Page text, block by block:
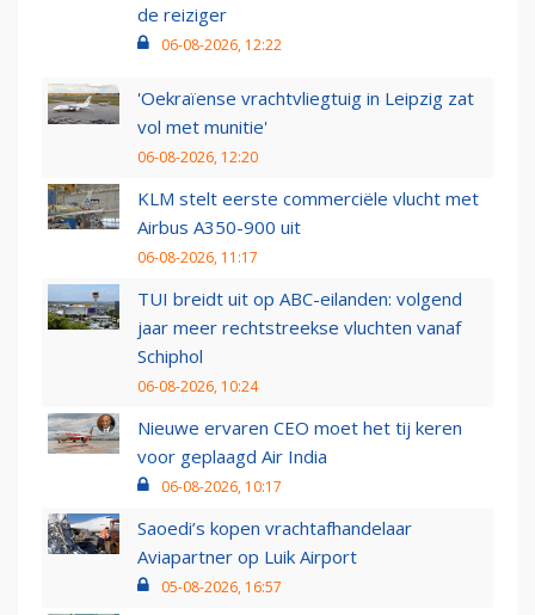
de reiziger
06-08-2026, 12:22
'Oekraïense vrachtvliegtuig in Leipzig zat
vol met munitie'
06-08-2026, 12:20
KLM stelt eerste commerciële vlucht met
Airbus A350-900 uit
06-08-2026, 11:17
TUI breidt uit op ABC-eilanden: volgend
jaar meer rechtstreekse vluchten vanaf
Schiphol
06-08-2026, 10:24
Nieuwe ervaren CEO moet het tij keren
voor geplaagd Air India
06-08-2026, 10:17
Saoedi’s kopen vrachtafhandelaar
Aviapartner op Luik Airport
05-08-2026, 16:57